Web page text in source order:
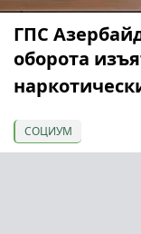
ГПС
оборота
СОЦИУМ